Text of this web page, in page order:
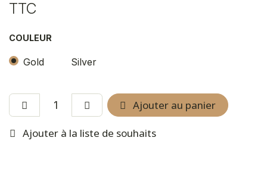
TTC
COULEUR
Gold Silver
Ajouter au panier
Ajouter à la liste de souhaits